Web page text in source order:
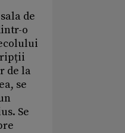
de
o
de la
se
Se